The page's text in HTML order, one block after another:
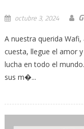
octubre 3, 2024
A nuestra querida
cuesta, llegue el amor
lucha en todo el
sus m�...